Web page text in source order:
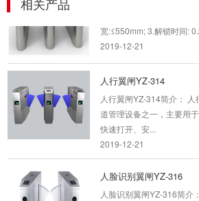
宽:≤550mm; 3.解锁时间:
人行翼闸YZ-314
人行翼闸YZ-314简介：
道管理设备之一，主要用
快速打开、安...
人脸识别翼闸YZ-316
人脸识别翼闸YZ-316简介